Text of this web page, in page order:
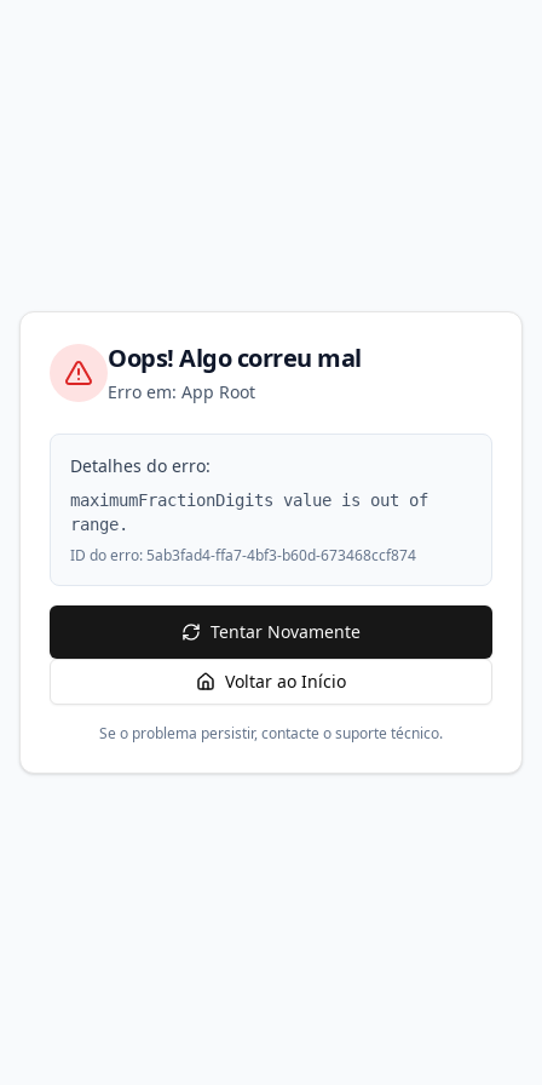
Oops! Algo correu mal
Erro em: App Root
Detalhes do erro:
maximumFractionDigits value is out of
range.
ID do erro: 5ab3fad4-ffa7-4bf3-b60d-673468ccf874
Tentar Novamente
Voltar ao Início
Se o problema persistir, contacte o suporte técnico.